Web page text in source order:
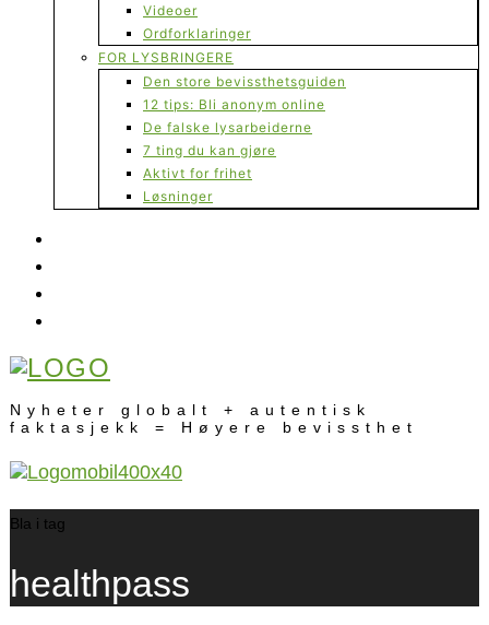
Videoer
Ordforklaringer
FOR LYSBRINGERE
Den store bevissthetsguiden
12 tips: Bli anonym online
De falske lysarbeiderne
7 ting du kan gjøre
Aktivt for frihet
Løsninger
Nyheter globalt + autentisk
faktasjekk = Høyere bevissthet
Bla i tag
healthpass